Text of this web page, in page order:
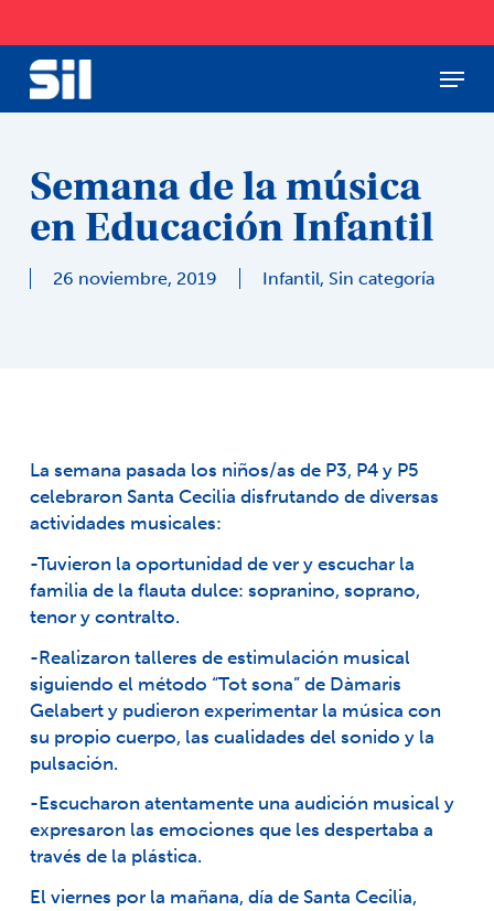
main
content
Menu
Semana de la música
en Educación Infantil
26 noviembre, 2019 Infantil, Sin categoría
La semana pasada los niños/as de P3, P4 y P5
celebraron Santa Cecilia disfrutando de diversas
actividades musicales:
-Tuvieron la oportunidad de ver y escuchar la
familia de la flauta dulce: sopranino, soprano,
tenor y contralto.
-Realizaron talleres de estimulación musical
siguiendo el método “Tot sona” de Dàmaris
Gelabert y pudieron experimentar la música con
su propio cuerpo, las cualidades del sonido y la
pulsación.
-Escucharon atentamente una audición musical y
expresaron las emociones que les despertaba a
través de la plástica.
El viernes por la mañana, día de Santa Cecilia,
Close
Menu